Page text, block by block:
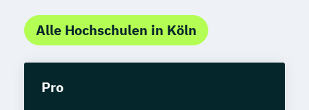
Alle Hochschulen in Köln
Pro